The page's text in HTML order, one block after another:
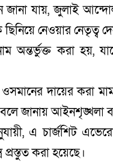
জানা যায়, জুলাই
নেওয়ার
অন্তর্ভুক্ত করা হয়,
দায়ের করা
জানায় আইনশৃঙ্খলা
এ চার্জশিট
প্রস্তুত করা হয়েছে।